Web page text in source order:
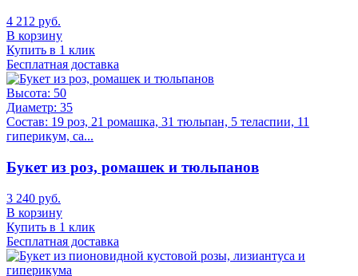
4 212 руб.
В корзину
Купить в 1 клик
Бесплатная доставка
Высота: 50
Диаметр: 35
Состав: 19 роз, 21 ромашка, 31 тюльпан, 5 теласпии, 11
гиперикум, са...
Букет из роз, ромашек и тюльпанов
3 240 руб.
В корзину
Купить в 1 клик
Бесплатная доставка